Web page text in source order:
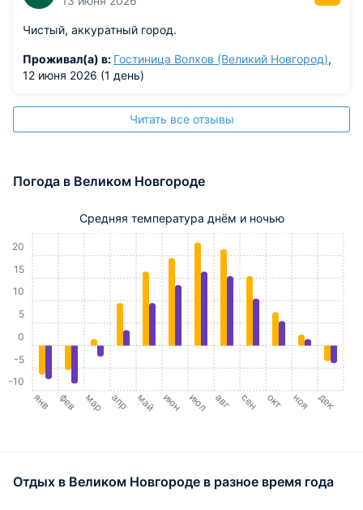
Чистый, аккуратный город.
Проживал(а) в: Гостиница Волхов (Великий Новгород),
12 июня 2026 (1 день)
Читать все отзывы
Погода в Великом Новгороде
Средняя температура днём и ночью
янв фев мар апр май июн июл авг сен окт ноя дек
-10
-5
0
5
10
15
20
Отдых в Великом Новгороде в разное время года